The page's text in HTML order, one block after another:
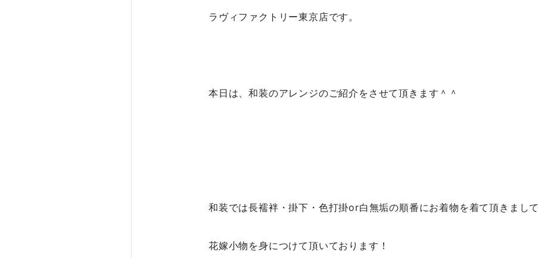
ラヴィファクトリー東京店です。
本日は、和装のアレンジのご紹介をさせて頂きます＾＾
和装では長襦袢・掛下・色打掛or白無垢の順番にお着物を着て頂きまして
花嫁小物を身につけて頂いております！